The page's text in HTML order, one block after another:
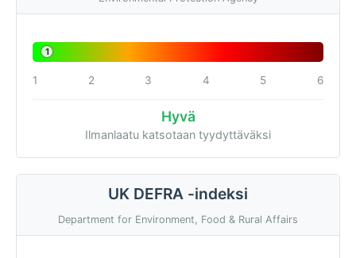
1
1 2 3 4 5 6
Hyvä
Ilmanlaatu katsotaan tyydyttäväksi
UK DEFRA -indeksi
Department for Environment, Food & Rural Affairs